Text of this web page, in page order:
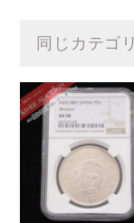
同じカテゴ